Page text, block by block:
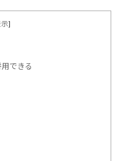
]
できる